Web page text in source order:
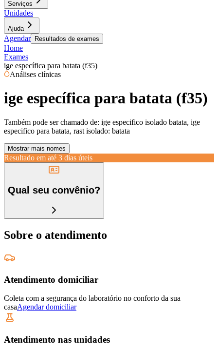
Serviços
Unidades
Ajuda
Agendar Resultados de exames
Home
Exames
ige específica para batata (f35)
Análises clínicas
ige específica para batata (f35)
Também pode ser chamado de: ige especifico isolado batata, ige
especifico para batata, rast isolado: batata
Mostrar mais nomes
Resultado em até 3 dias úteis
Qual seu convênio?
Sobre o atendimento
Atendimento domiciliar
Coleta com a segurança do laboratório no conforto da sua
casaAgendar domiciliar
Atendimento nas unidades